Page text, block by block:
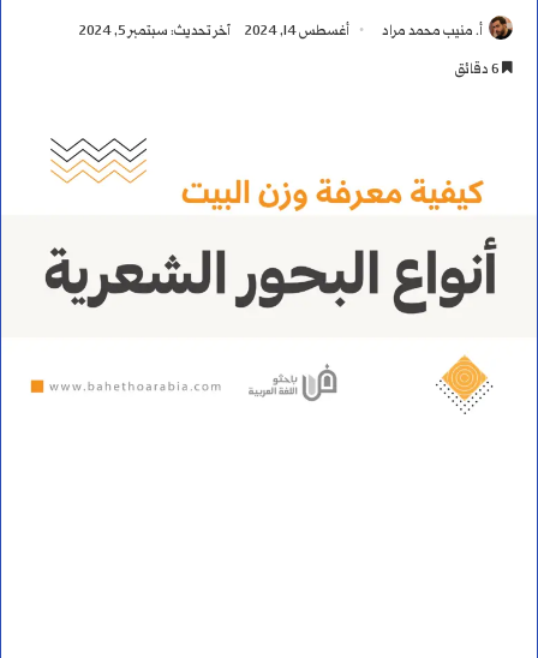
أ. منيب محمد مراد أغسطس 14, 2024
آخر تحديث: سبتمبر 5, 2024